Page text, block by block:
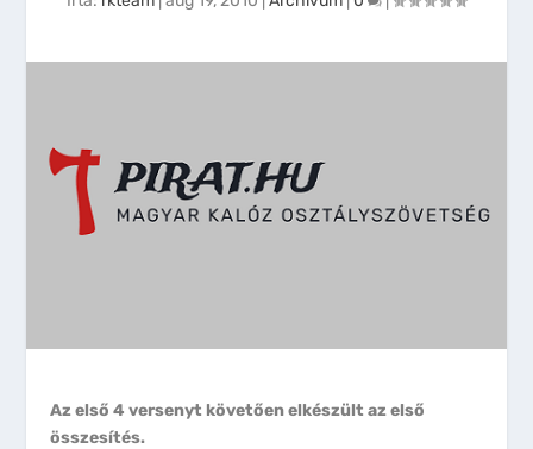
Az első 4 versenyt követően elkészült az első
összesítés.